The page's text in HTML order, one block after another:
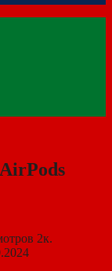
2к.